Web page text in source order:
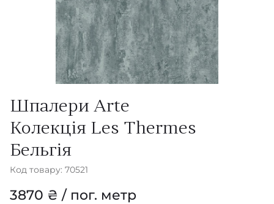
Шпалери Arte
Колекція Les Thermes
Бельгія
Код товару: 70521
3870 ₴ / пог. метр